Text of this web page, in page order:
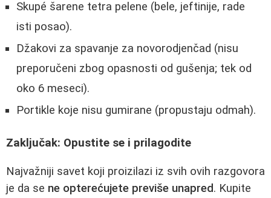
Skupé šarene tetra pelene (bele, jeftinije, rade
isti posao).
Džakovi za spavanje za novorodjenčad (nisu
preporučeni zbog opasnosti od gušenja; tek od
oko 6 meseci).
Portikle koje nisu gumirane (propustaju odmah).
Zaključak: Opustite se i prilagodite
Najvažniji savet koji proizilazi iz svih ovih razgovora
je da se ne opterećujete previše unapred. Kupite